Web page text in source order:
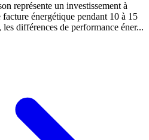
représente un investissement à
énergétique pendant 10 à 15
différences de performance éner...